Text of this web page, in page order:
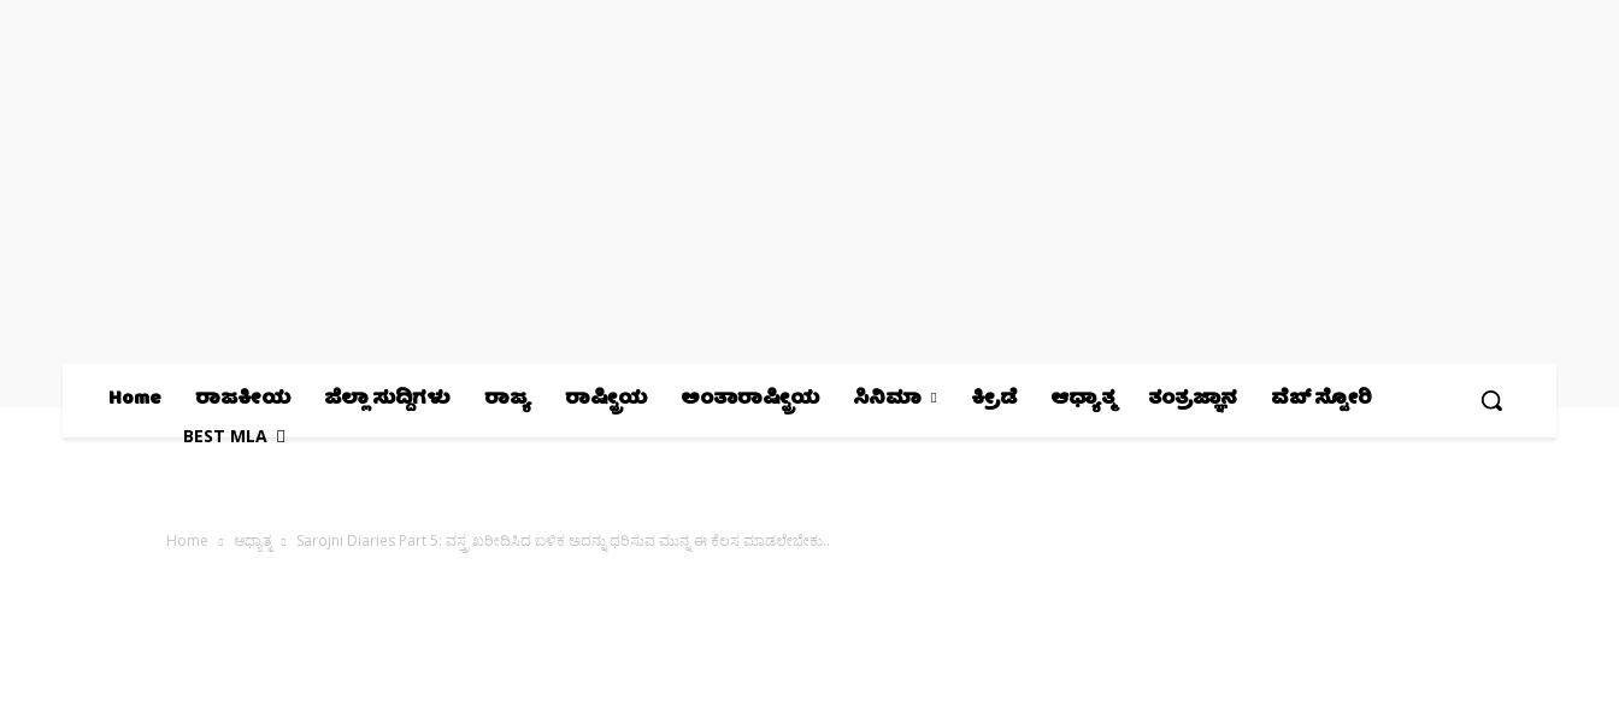
Home ರಾಜಕೀಯ ಜಿಲ್ಲಾ ಸುದ್ದಿಗಳು ರಾಜ್ಯ ರಾಷ್ಟ್ರೀಯ ಅಂತಾರಾಷ್ಟ್ರೀಯ ಸಿನಿಮಾ ಕ್ರೀಡೆ ಆಧ್ಯಾತ್ಮ ತಂತ್ರಜ್ಞಾನ ವೆಬ್ ಸ್ಟೋರಿ
BEST MLA
Home ಆಧ್ಯಾತ್ಮ Sarojni Diaries Part 5: ವಸ್ತ್ರ ಖರೀದಿಸಿದ ಬಳಿಕ ಅದನ್ನು ಧರಿಸುವ ಮುನ್ನ ಈ ಕೆಲಸ ಮಾಡಲೇಬೇಕು..